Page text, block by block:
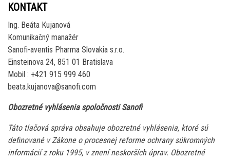
KONTAKT
Ing. Beáta Kujanová
Komunikačný manažér
Sanofi-aventis Pharma Slovakia s.r.o.
Einsteinova 24, 851 01 Bratislava
Mobil : +421 915 999 460
beata.kujanova@sanofi.com
Obozretné vyhlásenia spoločnosti Sanofi
Táto tlačová správa obsahuje obozretné vyhlásenia, ktoré sú
definované v Zákone o procesnej reforme ochrany súkromných
informácií z roku 1995, v znení neskorších úprav. Obozretné